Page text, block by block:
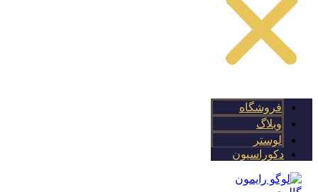
فروشگاه
وبلاگ
لوستر
دکوراسیون